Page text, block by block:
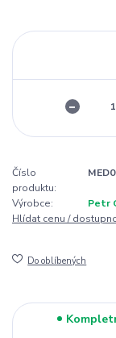
Číslo
produktu:
Výrobce:
Petr
Hlídat cenu /
Do oblíbených